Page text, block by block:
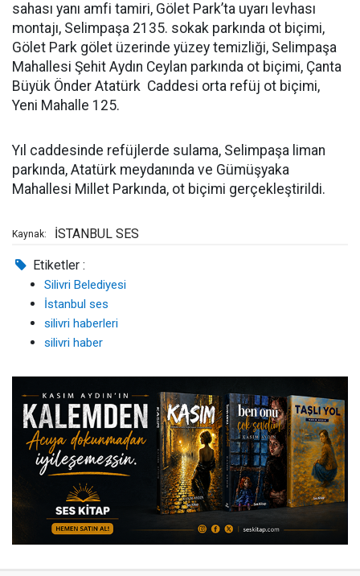
sahası yanı amfi tamiri, Gölet Park’ta uyarı levhası
montajı, Selimpaşa 2135. sokak parkında ot biçimi,
Gölet Park gölet üzerinde yüzey temizliği, Selimpaşa
Mahallesi Şehit Aydın Ceylan parkında ot biçimi, Çanta
Büyük Önder Atatürk Caddesi orta refüj ot biçimi,
Yeni Mahalle 125.
Yıl caddesinde refüjlerde sulama, Selimpaşa liman
parkında, Atatürk meydanında ve Gümüşyaka
Mahallesi Millet Parkında, ot biçimi gerçekleştirildi.
Kaynak: İSTANBUL SES
Etiketler :
Silivri Belediyesi
İstanbul ses
silivri haberleri
silivri haber